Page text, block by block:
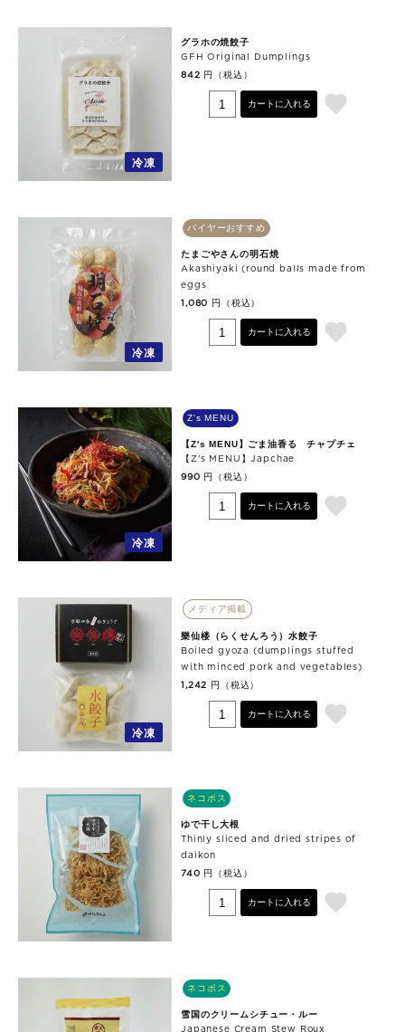
冷凍
グラホの焼餃子
GFH Original Dumplings
842 円（税込）
カートに入れる
冷凍
バイヤーおすすめ
たまごやさんの明石焼
Akashiyaki (round balls made from
eggs
1,080 円（税込）
カートに入れる
冷凍
Z's MENU
【Z's MENU】ごま油香る チャプチェ
【Z's MENU】Japchae
990 円（税込）
カートに入れる
冷凍
メディア掲載
樂仙楼（らくせんろう）水餃子
Boiled gyoza (dumplings stuffed
with minced pork and vegetables)
1,242 円（税込）
カートに入れる
ネコポス
ゆで干し大根
Thinly sliced and dried stripes of
daikon
740 円（税込）
カートに入れる
ネコポス
雪国のクリームシチュー・ルー
Japanese Cream Stew Roux